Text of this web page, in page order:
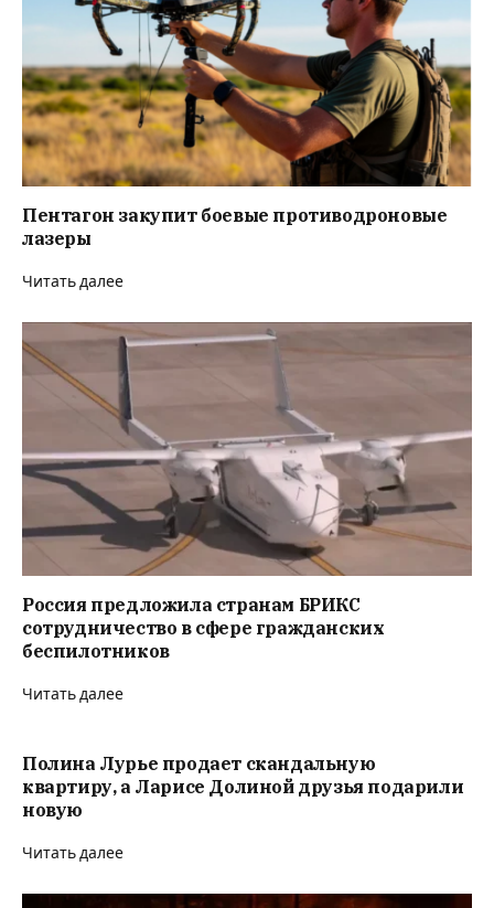
Пентагон закупит боевые противодроновые
лазеры
Читать далее
Россия предложила странам БРИКС
сотрудничество в сфере гражданских
беспилотников
Читать далее
Полина Лурье продает скандальную
квартиру, а Ларисе Долиной друзья подарили
новую
Читать далее